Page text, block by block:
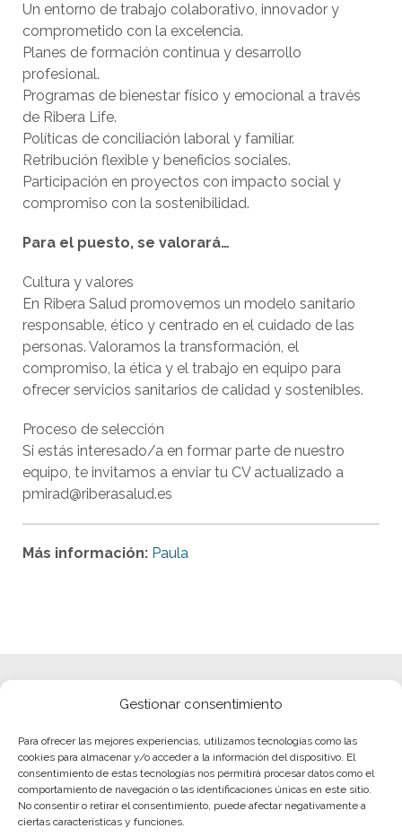
Gestionar consentimiento
Para ofrecer las mejores experiencias, utilizamos tecnologías como las
cookies para almacenar y/o acceder a la información del dispositivo. El
consentimiento de estas tecnologías nos permitirá procesar datos como el
comportamiento de navegación o las identificaciones únicas en este sitio.
No consentir o retirar el consentimiento, puede afectar negativamente a
ciertas características y funciones.
Un entorno de trabajo colaborativo, innovador y
comprometido con la excelencia.
Planes de formación continua y desarrollo
profesional.
Programas de bienestar físico y emocional a través
de Ribera Life.
Políticas de conciliación laboral y familiar.
Retribución flexible y beneficios sociales.
Participación en proyectos con impacto social y
compromiso con la sostenibilidad.
Para el puesto, se valorará…
Cultura y valores
En Ribera Salud promovemos un modelo sanitario
responsable, ético y centrado en el cuidado de las
personas. Valoramos la transformación, el
compromiso, la ética y el trabajo en equipo para
ofrecer servicios sanitarios de calidad y sostenibles.
Proceso de selección
Si estás interesado/a en formar parte de nuestro
equipo, te invitamos a enviar tu CV actualizado a
pmirad@riberasalud.es
Más información: Paula